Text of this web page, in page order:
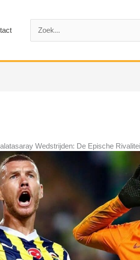
Wedstrijden: De Epische